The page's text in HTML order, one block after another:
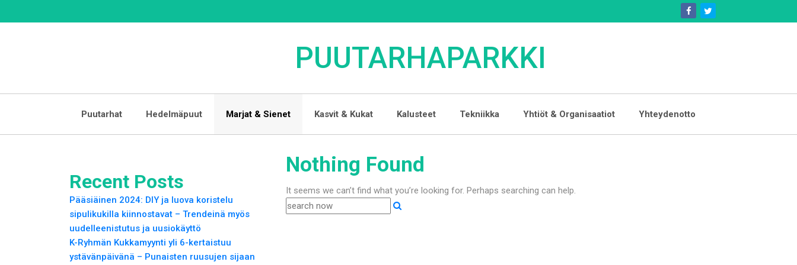
to
PUUTARHAPARKKI
Puutarhat Hedelmäpuut Marjat & Sienet Kasvit & Kukat Kalusteet Tekniikka Yhtiöt & Organisaatiot Yhteydenotto
Recent Posts
Pääsiäinen 2024: DIY ja luova koristelu
sipulikukilla kiinnostavat – Trendeinä myös
uudelleenistutus ja uusiokäyttö
K-Ryhmän Kukkamyynti yli 6-kertaistuu
ystävänpäivänä – Punaisten ruusujen sijaan
Nothing Found
It seems we can’t find what you’re looking for. Perhaps searching can help.